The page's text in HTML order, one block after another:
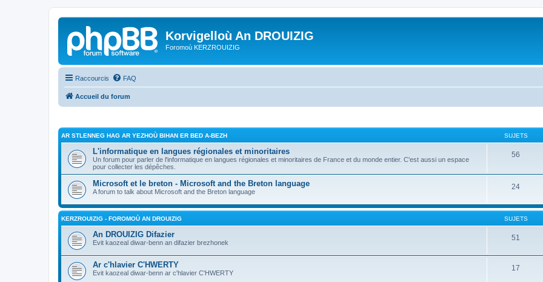
Korvigelloù An DROUIZIG
Foromoù KERZROUIZIG
Raccourcis FAQ
Accueil du forum
AR STLENNEG HAG AR YEZHOÙ BIHAN ER BED A-BEZH SUJETS
L'informatique en langues régionales et minoritaires
Un forum pour parler de l'informatique en langues régionales et minoritaires de France et du monde entier. C'est aussi un espace
pour collecter les dépêches.
56
Microsoft et le breton - Microsoft and the Breton language
A forum to talk about Microsoft and the Breton language
24
KERZROUIZIG - FOROMOÙ AN DROUIZIG SUJETS
An DROUIZIG Difazier
Evit kaozeal diwar-benn an difazier brezhonek
51
Ar c'hlavier C'HWERTY
Evit kaozeal diwar-benn ar c'hlavier C'HWERTY
17